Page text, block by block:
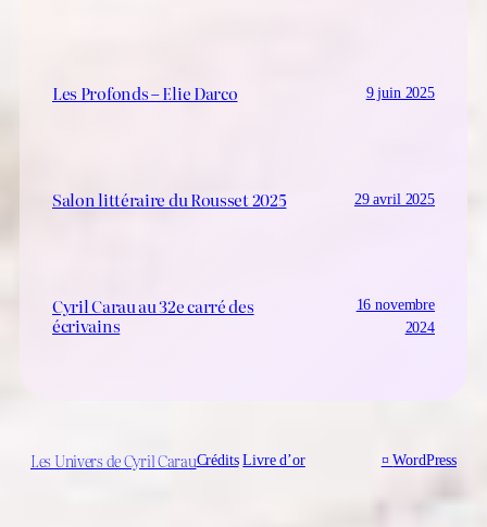
Les Profonds – Elie Darco 9 juin 2025
Salon littéraire du Rousset 2025 29 avril 2025
Cyril Carau au 32e carré des
écrivains
16 novembre
2024
Les Univers de Cyril CarauCrédits Livre d’or ¤WordPress